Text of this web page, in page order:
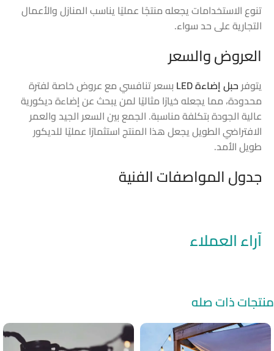
تنوع الاستخدامات يجعله منتجًا عمليًا يناسب المنازل والأعمال
التجارية على حد سواء.
العروض والسعر
يتوفر حبل إضاءة LED
بسعر تنافسي مع عروض خاصة لفترة
محدودة، مما يجعله خيارًا مثاليًا لمن يبحث عن إضاءة ديكورية
عالية الجودة بتكلفة مناسبة. الجمع بين السعر الجيد والعمر
الافتراضي الطويل يجعل هذا المنتج استثمارًا عمليًا للديكور
طويل الأمد.
جدول المواصفات الفنية
آراء العملاء
منتجات ذات صله